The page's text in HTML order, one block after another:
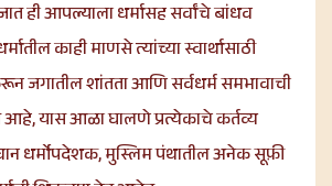
ही आपल्याला धर्मासह सर्वांचे बांधव
काही माणसे त्यांच्या स्वार्थासाठी
जगातील शांतता आणि सर्वधर्म समभावाची
आहे, यास आळा घालणे प्रत्येकाचे कर्तव्य
धर्मोपदेशक, मुस्लिम पंथातील अनेक सूफ़ी